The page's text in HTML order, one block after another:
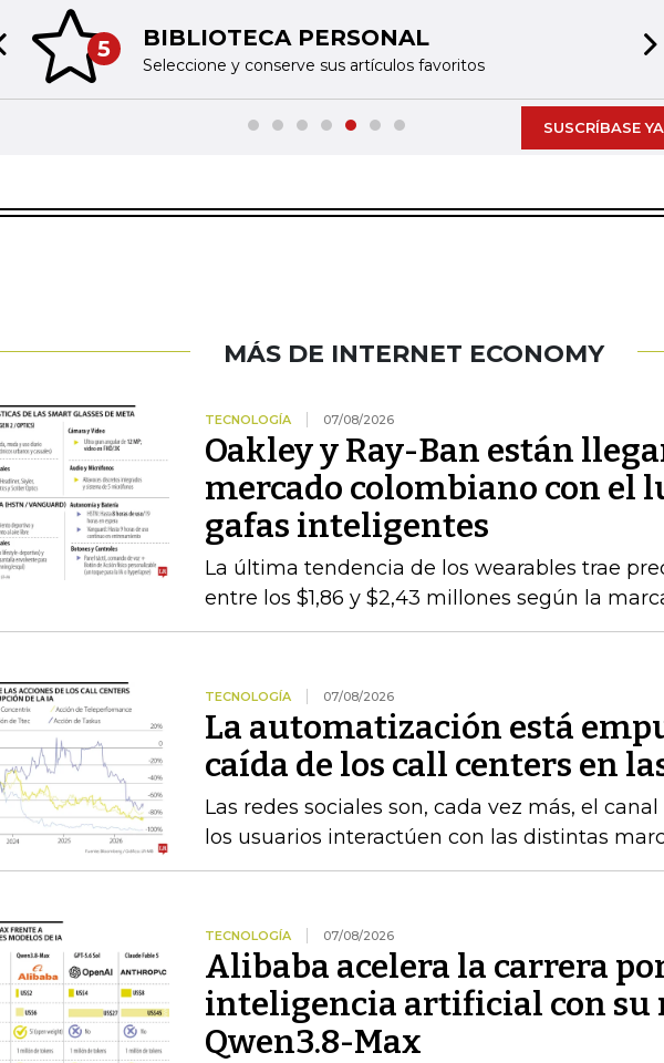
5 BIBLIOTECA PERSONAL
Seleccione y conserve sus artículos favoritos
slide
SUSCRÍBASE YA
MÁS DE INTERNET ECONOMY
TECNOLOGÍA 07/08/2026
Oakley y Ray-Ban están
mercado colombiano con el
gafas inteligentes
La última tendencia de los wearables trae
entre los $1,86 y $2,43 millones según la
TECNOLOGÍA 07/08/2026
La automatización está
caída de los call centers en
Las redes sociales son, cada vez más, el
los usuarios interactúen con las distintas
TECNOLOGÍA 07/08/2026
Alibaba acelera la carrera
inteligencia artificial con su
Qwen3.8-Max